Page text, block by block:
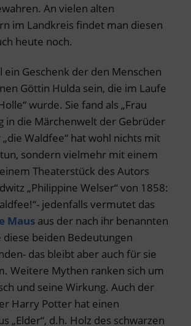
An vielen alten
im Landkreis findet man diesen
heute noch.
ein Geschenk der den Menschen
Göttin Hulda sein, die im Laufe
wurde. Sie fand als „Frau
in die Märchenwelt der Gebrüder
Waldfee“ hat wohl nichts mit
sondern vielmehr mit einem
Theaterstück des Autors
„Philippine Welser“ von 1858:
jedenfalls vermutet das
Maus aus der nach ihr benannten
diese beiden Bedeutungen
das bleibt aber auch für sie
Weitere Mythen ranken sich um
und seine Wirkung. Auch der
Harry Potter hat einen
„Elder“, d.h. Holz des schwarzen